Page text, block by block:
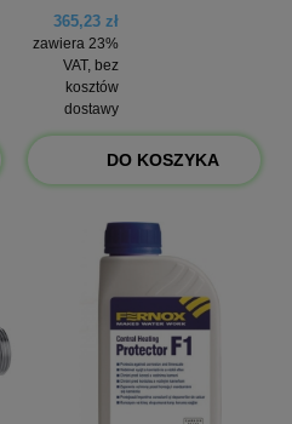
365,23 zł
zawiera 23%
VAT, bez
kosztów
dostawy
DO KOSZYKA